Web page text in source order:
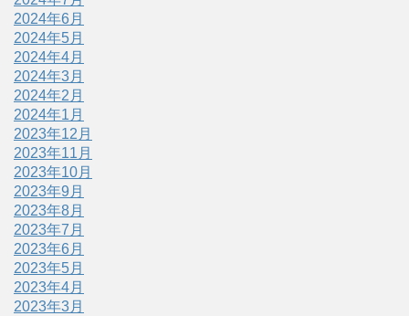
2024年6月
2024年5月
2024年4月
2024年3月
2024年2月
2024年1月
2023年12月
2023年11月
2023年10月
2023年9月
2023年8月
2023年7月
2023年6月
2023年5月
2023年4月
2023年3月